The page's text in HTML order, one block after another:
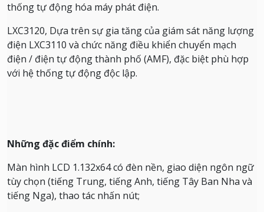
thống tự động hóa máy phát điện.
LXC3120, Dựa trên sự gia tăng của giám sát năng lượng
điện LXC3110 và chức năng điều khiển chuyển mạch
điện / điện tự động thành phố (AMF), đặc biệt phù hợp
với hệ thống tự động độc lập.
Những đặc điểm chính:
Màn hình LCD 1.132x64 có đèn nền, giao diện ngôn ngữ
tùy chọn (tiếng Trung, tiếng Anh, tiếng Tây Ban Nha và
tiếng Nga), thao tác nhấn nút;